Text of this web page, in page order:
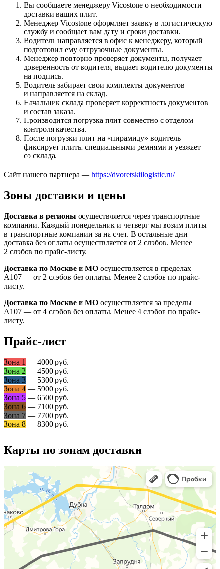
Вы сообщаете менеджеру Vicostone о необходимости
доставки ваших плит.
Менеджер Vicostone оформляет заявку в логистическую
службу и сообщает вам дату и сроки доставки.
Водитель направляется в офис к менеджеру, который
подготовил ему отгрузочные документы.
Менеджер повторно проверяет документы, получает
доверенность от водителя, выдает водителю документы
на подпись.
Водитель забирает свои комплекты документов
и направляется на склад.
Начальник склада проверяет корректность документов
и состав заказа.
Производится погрузка плит совместно с отделом
контроля качества.
После погрузки плит на «пирамиду» водитель
фиксирует плиты специальными ремнями и уезжает
со склада.
Сайт нашего партнера — https://dvoretskiilogistic.ru/
Зоны доставки и цены
Доставка в регионы осуществляется через транспортные
компании. Каждый понедельник и четверг мы возим плиты
в транспортные компании за на счет. В остальные дни
доставка без оплаты осуществляется от 2 слэбов. Менее
2 слэбов по прайс-листу.
Доставка по Москве и МО осуществляется в пределах
А107 — от 2 слэбов без оплаты. Менее 2 слэбов по прайс-
листу.
Доставка по Москве и МО осуществляется за пределы
А107 — от 4 слэбов без оплаты. Менее 4 слэбов по прайс-
листу.
Прайс-лист
Зона 1 — 4000 руб.
Зона 2 — 4500 руб.
Зона 3 — 5300 руб.
Зона 4 — 5900 руб.
Зона 5 — 6500 руб.
Зона 6 — 7100 руб.
Зона 7 — 7700 руб.
Зона 8 — 8300 руб.
Карты по зонам доставки